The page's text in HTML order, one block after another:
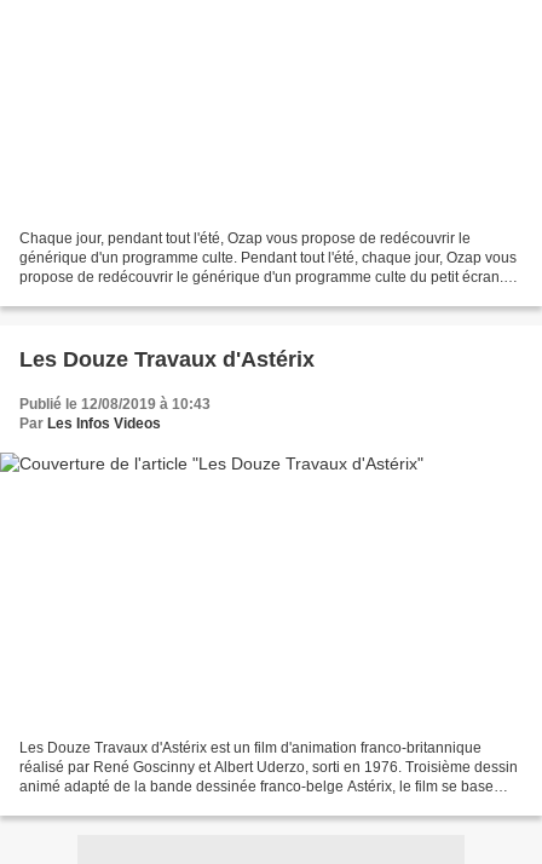
Chaque jour, pendant tout l'été, Ozap vous propose de redécouvrir le
générique d'un programme culte. Pendant tout l'été, chaque jour, Ozap vous
propose de redécouvrir le générique d'un programme culte du petit écran.
Les Douze Travaux d'Astérix
Publié le 12/08/2019 à 10:43
Par Les Infos Videos
Les Douze Travaux d'Astérix est un film d'animation franco-britannique
réalisé par René Goscinny et Albert Uderzo, sorti en 1976. Troisième dessin
animé adapté de la bande dessinée franco-belge Astérix, le film se base